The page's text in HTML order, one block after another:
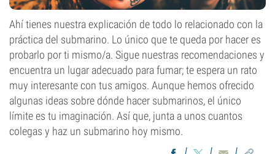
Ahí tienes nuestra explicación de todo lo relacionado con la
práctica del submarino. Lo único que te queda por hacer es
probarlo por ti mismo/a. Sigue nuestras recomendaciones y
encuentra un lugar adecuado para fumar; te espera un rato
muy interesante con tus amigos. Aunque hemos ofrecido
algunas ideas sobre dónde hacer submarinos, el único
límite es tu imaginación. Así que, junta a unos cuantos
colegas y haz un submarino hoy mismo.